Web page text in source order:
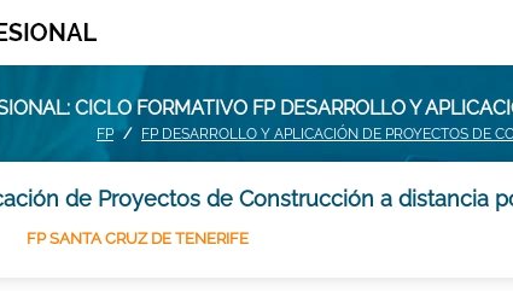
CICLO FORMATIVO FP DESARROLLO Y
FP FP DESARROLLO Y APLICACIÓN DE PROYECTOS DE
de Proyectos de Construcción a distancia
FP SANTA CRUZ DE TENERIFE